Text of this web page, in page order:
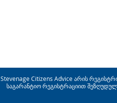
Stevenage Citizens Advice არის
საგარანტიო რეგისტრაციით